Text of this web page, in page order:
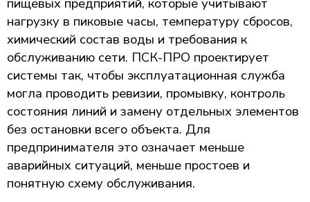
нагрузку в пиковые часы, температуру сбросов,
химический состав воды и требования к
обслуживанию сети. ПСК-ПРО проектирует
системы так, чтобы эксплуатационная служба
могла проводить ревизии, промывку, контроль
состояния линий и замену отдельных элементов
без остановки всего объекта. Для
предпринимателя это означает меньше
аварийных ситуаций, меньше простоев и
понятную схему обслуживания.